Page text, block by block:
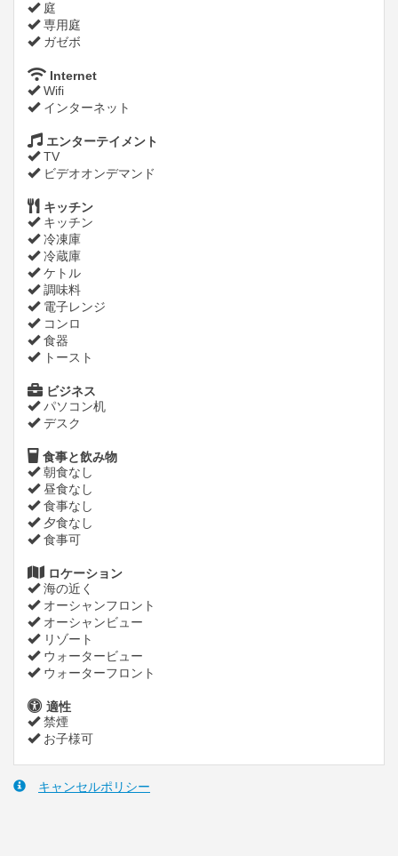
庭
専用庭
ガゼボ
Internet
Wifi
インターネット
エンターテイメント
TV
ビデオオンデマンド
キッチン
キッチン
冷凍庫
冷蔵庫
ケトル
調味料
電子レンジ
コンロ
食器
トースト
ビジネス
パソコン机
デスク
食事と飲み物
朝食なし
昼食なし
食事なし
夕食なし
食事可
ロケーション
海の近く
オーシャンフロント
オーシャンビュー
リゾート
ウォータービュー
ウォーターフロント
適性
禁煙
お子様可
キャンセルポリシー